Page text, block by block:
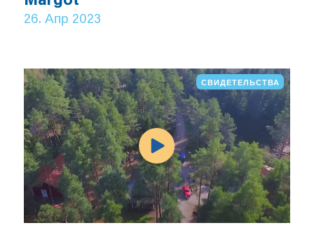
26. Апр 2023
СВИДЕТЕЛЬСТВА